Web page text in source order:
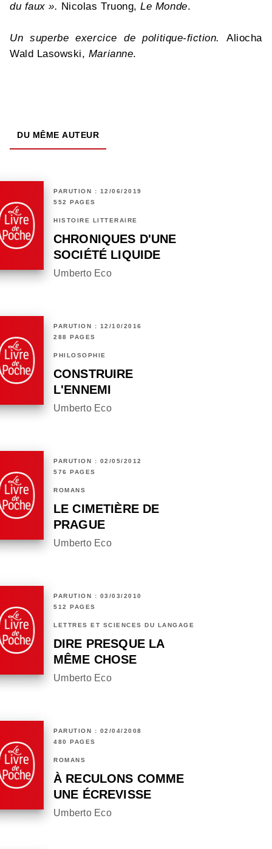
du faux ». Nicolas Truong,Le Monde.
Un superbe exercice de politique-fiction.Aliocha
Wald Lasowski, Marianne.
DU MÊME AUTEUR
PARUTION : 12/06/2019
552 PAGES
HISTOIRE LITTÉRAIRE
CHRONIQUES D'UNE
SOCIÉTÉ LIQUIDE
Umberto Eco
PARUTION : 12/10/2016
288 PAGES
PHILOSOPHIE
CONSTRUIRE
L'ENNEMI
Umberto Eco
PARUTION : 02/05/2012
576 PAGES
ROMANS
LE CIMETIÈRE DE
PRAGUE
Umberto Eco
PARUTION : 03/03/2010
512 PAGES
LETTRES ET SCIENCES DU LANGAGE
DIRE PRESQUE LA
MÊME CHOSE
Umberto Eco
PARUTION : 02/04/2008
480 PAGES
ROMANS
À RECULONS COMME
UNE ÉCREVISSE
Umberto Eco